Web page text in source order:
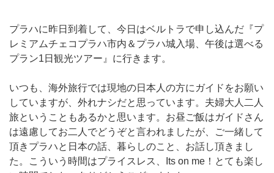
プラハに昨日到着して、今日はベルトラで申し込んだ『プ
レミアムチェコプラハ市内＆プラハ城入場、午後は選べる
プラン1日観光ツアー』に行きます。
いつも、海外旅行では現地の日本人の方にガイドをお願い
していますが、外れナシだと思っています。夫婦大人二人
旅ということもあるかと思います。お昼ご飯はガイドさん
は遠慮してお二人でどうぞと言われましたが、ご一緒して
頂きプラハと日本の話、暮らしのこと、お話し頂きまし
た。こういう時間はプライスレス、Its on me！とても楽し